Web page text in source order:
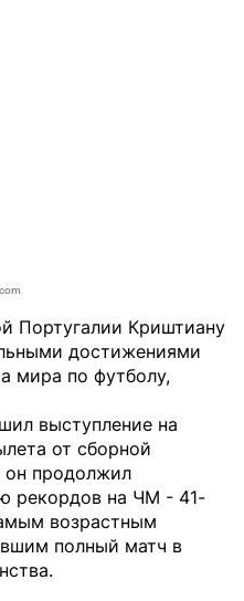
Португалии Криштиану
достижениями
мира по футболу,
выступление на
от сборной
он продолжил
рекордов на ЧМ - 41-
возрастным
полный матч в